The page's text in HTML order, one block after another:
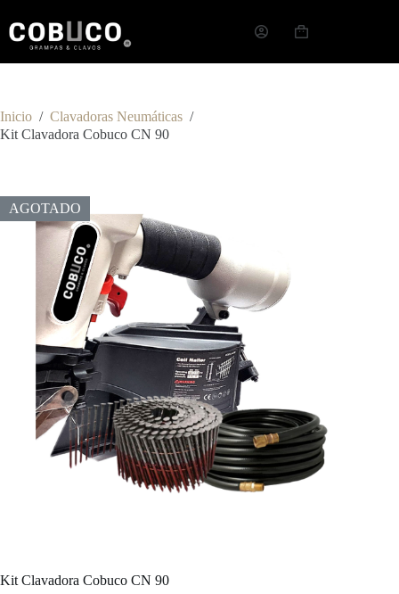
Inicio / Clavadoras Neumáticas /
Kit Clavadora Cobuco CN 90
AGOTADO
Kit Clavadora Cobuco CN 90